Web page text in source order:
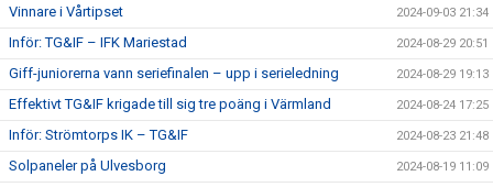
Vinnare i Vårtipset 2024-09-03 21:34
Inför: TG&IF – IFK Mariestad 2024-08-29 20:51
Giff-juniorerna vann seriefinalen – upp i serieledning 2024-08-29 19:13
Effektivt TG&IF krigade till sig tre poäng i Värmland 2024-08-24 17:25
Inför: Strömtorps IK – TG&IF 2024-08-23 21:48
Solpaneler på Ulvesborg 2024-08-19 11:09